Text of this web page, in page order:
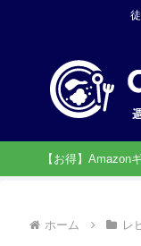
【お得】Amazon
ホーム レ